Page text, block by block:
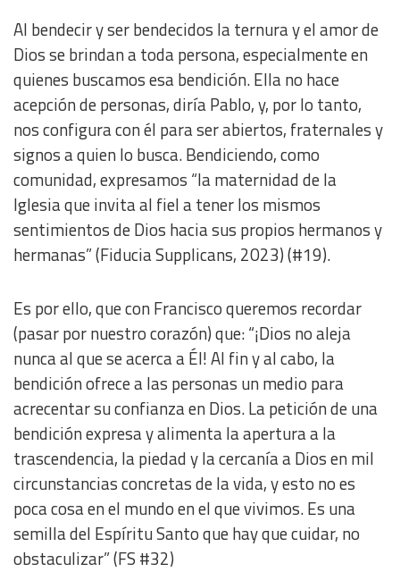
Al bendecir y ser bendecidos la ternura y el amor de
Dios se brindan a toda persona, especialmente en
quienes buscamos esa bendición. Ella no hace
acepción de personas, diría Pablo, y, por lo tanto,
nos configura con él para ser abiertos, fraternales y
signos a quien lo busca. Bendiciendo, como
comunidad, expresamos “la maternidad de la
Iglesia que invita al fiel a tener los mismos
sentimientos de Dios hacia sus propios hermanos y
hermanas” (Fiducia Supplicans, 2023) (#19).
Es por ello, que con Francisco queremos recordar
(pasar por nuestro corazón) que: “¡Dios no aleja
nunca al que se acerca a Él! Al fin y al cabo, la
bendición ofrece a las personas un medio para
acrecentar su confianza en Dios. La petición de una
bendición expresa y alimenta la apertura a la
trascendencia, la piedad y la cercanía a Dios en mil
circunstancias concretas de la vida, y esto no es
poca cosa en el mundo en el que vivimos. Es una
semilla del Espíritu Santo que hay que cuidar, no
obstaculizar” (FS #32)
Identify devices based on information actively requested
Non-IAB processing purposes:
Essential
Analytical
Functional